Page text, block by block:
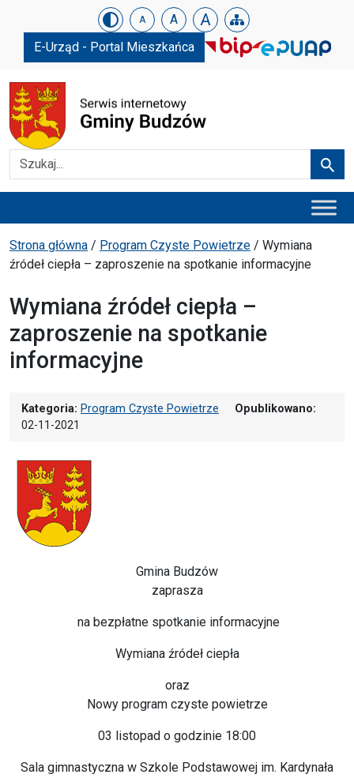
Urząd Gminy w Budzowie
Skip menu A A A
E-Urząd - Portal Mieszkańca
Szukaj
Ścieżka powrotu
Strona główna / Program Czyste Powietrze / Wymiana
źródeł ciepła – zaproszenie na spotkanie informacyjne
Wymiana źródeł ciepła –
zaproszenie na spotkanie
informacyjne
Kategoria: Program Czyste Powietrze
Opublikowano:
02-11-2021
Gmina Budzów
zaprasza
na bezpłatne spotkanie informacyjne
Wymiana źródeł ciepła
oraz
Nowy program czyste powietrze
03 listopad o godzinie 18:00
Sala gimnastyczna w Szkole Podstawowej im. Kardynała